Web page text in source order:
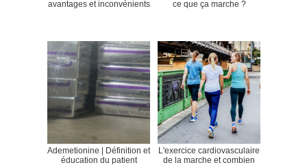
avantages et inconvénients
ce que ça marche ?
Ademetionine | Définition et
éducation du patient
L'exercice cardiovasculaire
de la marche et combien